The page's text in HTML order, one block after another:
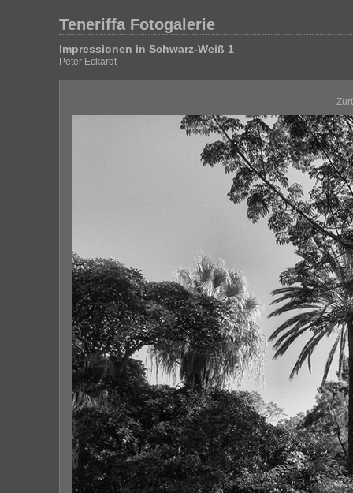
Teneriffa Fotogalerie
Impressionen in Schwarz-Weiß 1
Peter Eckardt